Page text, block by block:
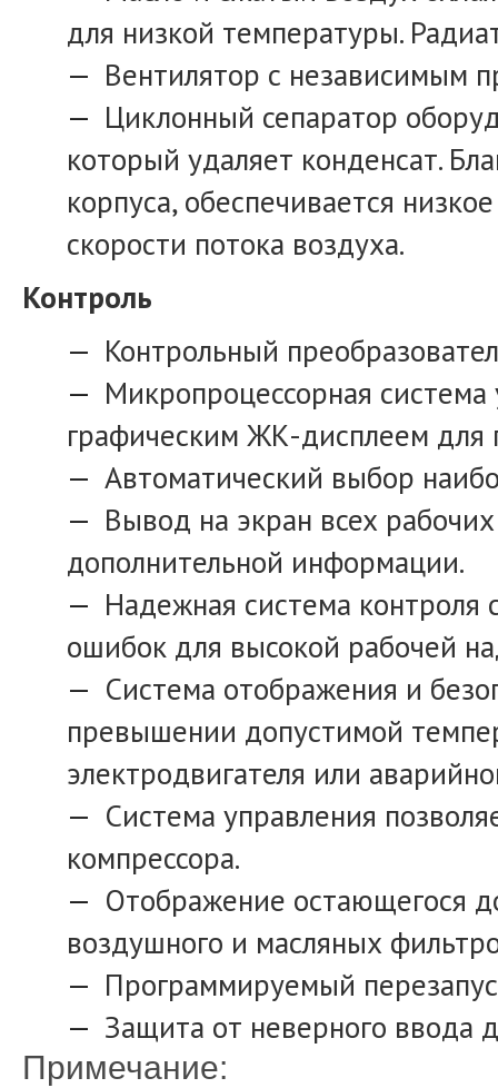
для низкой температуры.
Вентилятор с независимым
Циклонный сепаратор
который удаляет конденсат.
корпуса, обеспечивается
скорости потока воздуха.
Контроль
Контрольный
Микропроцессорная
графическим ЖК-дисплеем для
Автоматический выбор
Вывод на экран всех
дополнительной информации.
Надежная система
ошибок для высокой рабочей
Система отображения и
превышении допустимой
электродвигателя или
Система управления
компрессора.
Отображение остающегося
воздушного и масляных
Программируемый
Защита от неверного ввода
Примечание: